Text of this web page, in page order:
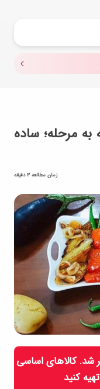
به مرحله؛ ساده
زمان مطالعه 3 دقیقه
شد. کالاهای اساسی
کنید